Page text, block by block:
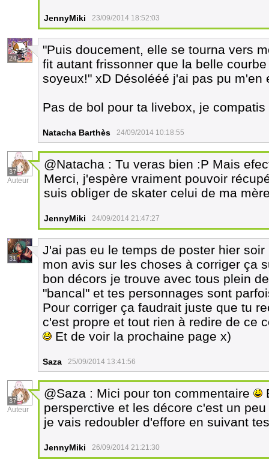
JennyMiki 23/09/2014 18:52:03
24
"Puis doucement, elle se tourna vers
fit autant frissonner que la belle
soyeux!" xD Désolééé j'ai pas pu m'en
Pas de bol pour ta livebox, je compatis
Natacha Barthès 24/09/2014 10:18:55
37
Auteur
@Natacha : Tu veras bien :P Mais
Merci, j'espère vraiment pouvoir
suis obliger de skater celui de ma
JennyMiki 24/09/2014 21:47:27
31
J'ai pas eu le temps de poster hier
mon avis sur les choses à corriger ça
bon décors je trouve avec tous plein
"bancal" et tes personnages sont
Pour corriger ça faudrait juste que tu
c'est propre et tout rien à redire de ce
Et de voir la prochaine page x)
Saza 25/09/2014 13:41:56
37
Auteur
@Saza : Mici pour ton commentaire
persperctive et les décore c'est un
je vais redoubler d'effore en suivant
JennyMiki 26/09/2014 21:21:30